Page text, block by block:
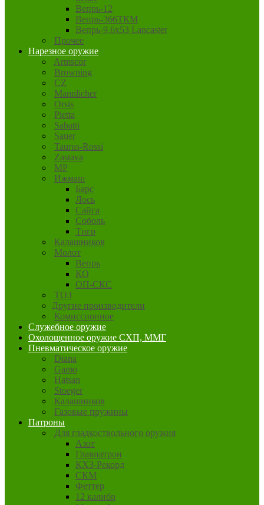
Вепрь-12
Вепрь-366ТКМ
Вепрь-9,6х53 Lancaster
Прочее
Нарезное оружие
Armscor
Browning
CZ
Mannlicher
Orsis
Pietta
Sabatti
Sauer
Taurus-Rossi
Zastava
MP
Ижмаш
Барс
Лось
Сайга
Соболь
Тигр
Калашников
Молот
Вепрь
КО
ОП-СКС
ТОЗ
Другие производители
Комиссионное
Служебное оружие
Охолощенное оружие СХП, ММГ
Пневматическое оружие
Diana
Gamo
Hatsan
Stoeger
Калашников
Газовые пружины
Патроны
Для гладкоствольного оружия
Азот
Главпатрон
КХЗ-Рекорд
СКМ
Феттер
12 калибр